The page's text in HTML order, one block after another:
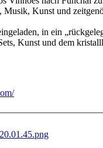
Kunst und
in ein
Kunst und dem